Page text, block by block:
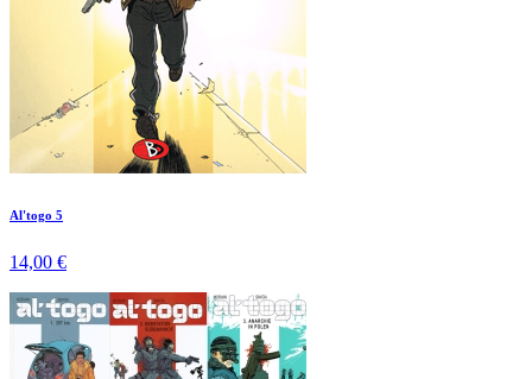
Al'togo 5
14,00 €